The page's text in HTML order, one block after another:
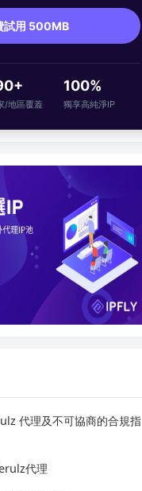
試用 500MB
/地區覆蓋
100%
獨享高純淨IP
代理及不可協商的合規指
代理